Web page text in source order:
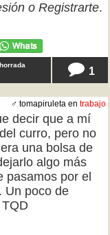
o Registrarte.
1
♂ tomapiruleta en trabajo
decir que a mí
curro, pero no
una bolsa de
algo más
pasamos por el
Un poco de